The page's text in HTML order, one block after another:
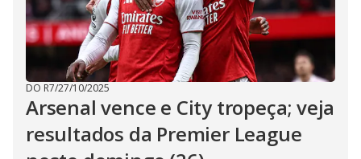
DO R7/27/10/2025
Arsenal vence e City tropeça; veja
resultados da Premier League